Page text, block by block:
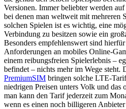
Versionen. Immer beliebter werden
bei denen man weltweit mit mehreren
solchen Spielen ist es wichtig, eine
Verbindung zu besitzen sowie ein
Besonders empfehlenswert sind
Anforderungen an mobiles Online-
einem reibungsfreien Spielerlebnis –
befindet – nichts mehr im Wege steht.
PremiumSIM bringen solche LTE-
niedrigen Preisen unters Volk und das
man kann den Tarif jederzeit zum
wenn es einen noch billigeren